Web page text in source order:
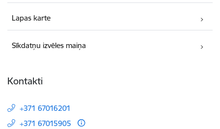
Lapas karte
Sīkdatņu izvēles maiņa
Kontakti
+371 67016201
+371 67015905